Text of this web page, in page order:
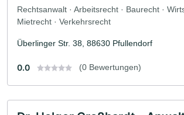
Rechtsanwalt · Arbeitsrecht · Baurecht ·
Mietrecht · Verkehrsrecht
Überlinger Str. 38, 88630 Pfullendorf
0.0 (0 Bewertungen)